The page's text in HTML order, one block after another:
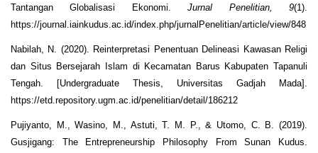
Tantangan Globalisasi Ekonomi.Jurnal Penelitian, 9(1).
https://journal.iainkudus.ac.id/index.php/jurnalPenelitian/article/view/848
Nabilah, N. (2020). Reinterpretasi Penentuan Delineasi Kawasan Religi
dan Situs Bersejarah Islam di Kecamatan Barus Kabupaten Tapanuli
Tengah. [Undergraduate Thesis, Universitas Gadjah Mada].
https://etd.repository.ugm.ac.id/penelitian/detail/186212
Pujiyanto, M., Wasino, M., Astuti, T. M. P., & Utomo, C. B. (2019).
Gusjigang: The Entrepreneurship Philosophy From Sunan Kudus.